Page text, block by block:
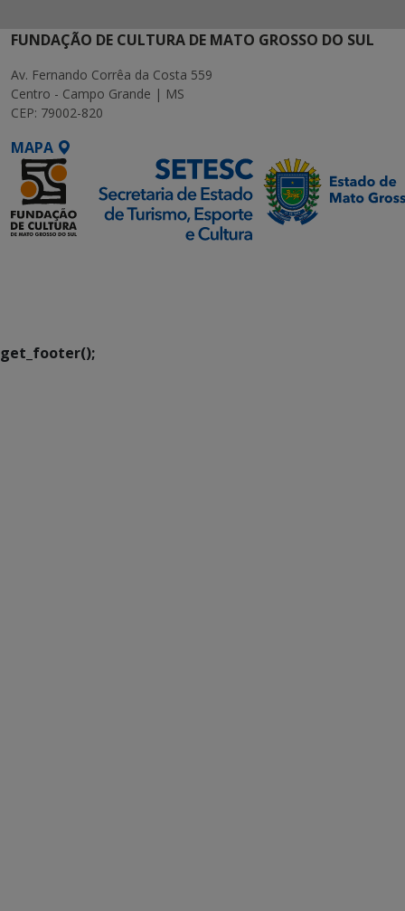
FUNDAÇÃO DE CULTURA DE MATO GROSSO DO SUL
Av. Fernando Corrêa da Costa 559
Centro - Campo Grande | MS
CEP: 79002-820
MAPA
get_footer();